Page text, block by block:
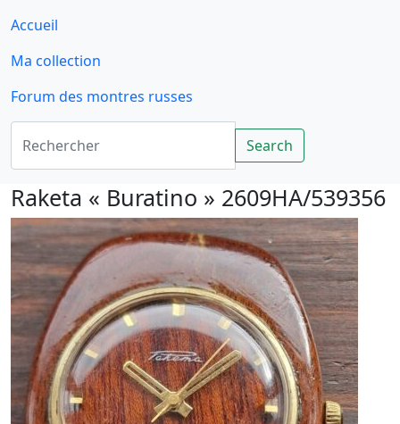
Accueil
Ma collection
Forum des montres russes
Rechercher
Search
Raketa « Buratino » 2609HA/539356